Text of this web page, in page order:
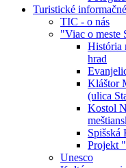
Turistické
TIC - o nás
"Viac o meste
História
hrad
Kláštor
(ulica
Kostol
Spišská
Projekt
Unesco